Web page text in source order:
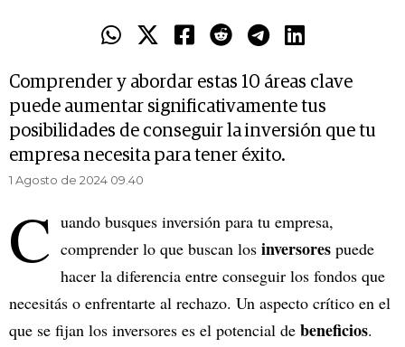
Comprender y abordar estas 10 áreas clave
puede aumentar significativamente tus
posibilidades de conseguir la inversión que tu
empresa necesita para tener éxito.
1 Agosto de 2024 09.40
C uando busques inversión para tu empresa,
comprender lo que buscan los inversores puede
hacer la diferencia entre conseguir los fondos que
necesitás o enfrentarte al rechazo. Un aspecto crítico en el
que se fijan los inversores es el potencial de beneficios.